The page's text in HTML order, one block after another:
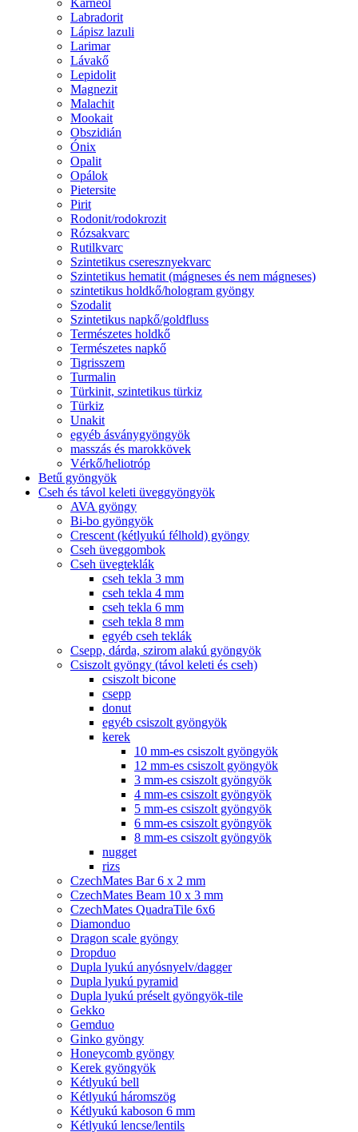
Karneol
Labradorit
Lápisz lazuli
Larimar
Lávakő
Lepidolit
Magnezit
Malachit
Mookait
Obszidián
Ónix
Opalit
Opálok
Pietersite
Pirit
Rodonit/rodokrozit
Rózsakvarc
Rutilkvarc
Szintetikus cseresznyekvarc
Szintetikus hematit (mágneses és nem mágneses)
szintetikus holdkő/hologram gyöngy
Szodalit
Szintetikus napkő/goldfluss
Természetes holdkő
Természetes napkő
Tigrisszem
Turmalin
Türkinit, szintetikus türkiz
Türkiz
Unakit
egyéb ásványgyöngyök
masszás és marokkövek
Vérkő/heliotróp
Betű gyöngyök
Cseh és távol keleti üveggyöngyök
AVA gyöngy
Bi-bo gyöngyök
Crescent (kétlyukú félhold) gyöngy
Cseh üveggombok
Cseh üvegteklák
cseh tekla 3 mm
cseh tekla 4 mm
cseh tekla 6 mm
cseh tekla 8 mm
egyéb cseh teklák
Csepp, dárda, szirom alakú gyöngyök
Csiszolt gyöngy (távol keleti és cseh)
csiszolt bicone
csepp
donut
egyéb csiszolt gyöngyök
kerek
10 mm-es csiszolt gyöngyök
12 mm-es csiszolt gyöngyök
3 mm-es csiszolt gyöngyök
4 mm-es csiszolt gyöngyök
5 mm-es csiszolt gyöngyök
6 mm-es csiszolt gyöngyök
8 mm-es csiszolt gyöngyök
nugget
rizs
CzechMates Bar 6 x 2 mm
CzechMates Beam 10 x 3 mm
CzechMates QuadraTile 6x6
Diamonduo
Dragon scale gyöngy
Dropduo
Dupla lyukú anyósnyelv/dagger
Dupla lyukú pyramid
Dupla lyukú préselt gyöngyök-tile
Gekko
Gemduo
Ginko gyöngy
Honeycomb gyöngy
Kerek gyöngyök
Kétlyukú bell
Kétlyukú háromszög
Kétlyukú kaboson 6 mm
Kétlyukú lencse/lentils